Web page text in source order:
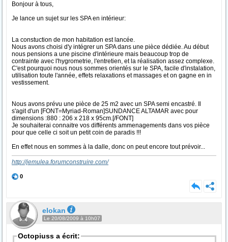
Bonjour à tous,
Je lance un sujet sur les SPA en intérieur:
La constuction de mon habitation est lancée.
Nous avons choisi d'y intégrer un SPA dans une pièce dédiée. Au début
nous pensions a une piscine d'intérieure mais beaucoup trop de
contrainte avec l'hygrometrie, l'entretien, et la réalisation assez complexe.
C'est pourquoi nous nous sommes orientés sur le SPA, facile d'instalation,
utilisation toute l'année, effets relaxations et massages et on gagne en in
vestissement.
Nous avons prévu une pièce de 25 m2 avec un SPA semi encastré. Il
s'agit d'un [FONT=Myriad-Roman]SUNDANCE ALTAMAR avec pour
dimensions :880 : 206 x 218 x 95cm.[/FONT]
Je souhaiterai connaitre vos différents ammenagements dans vos pièce
pour que celle ci soit un petit coin de paradis !!!
En effet nous en sommes à la dalle, donc on peut encore tout prévoir...
http://jemulea.forumconstruire.com/
0
elokan
Le 20/08/2009 à 10h07
Octopiuss a écrit: